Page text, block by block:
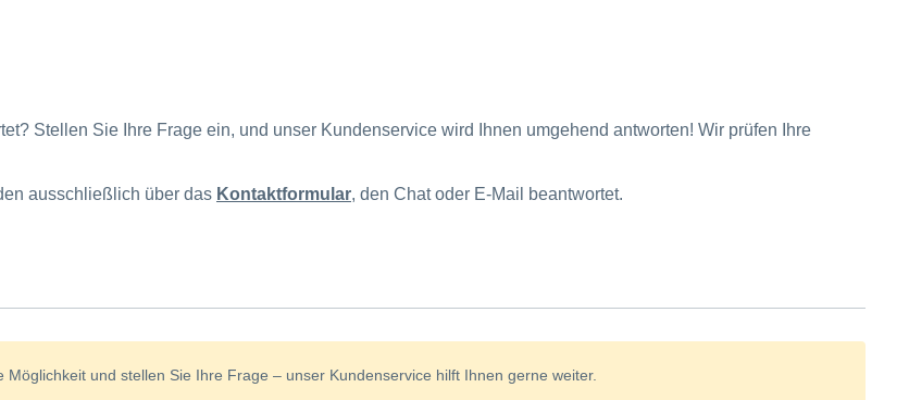
Stellen Sie Ihre Frage ein, und unser Kundenservice wird Ihnen umgehend antworten! Wir prüfen Ihre
ausschließlich über das Kontaktformular, den Chat oder E-Mail beantwortet.
und stellen Sie Ihre Frage – unser Kundenservice hilft Ihnen gerne weiter.